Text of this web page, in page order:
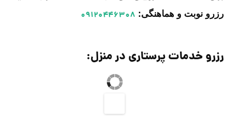
رزرو نوبت و هماهنگی: ۰۹۱۲۰۴۴۶۳۰۸
رزرو خدمات پرستاری در منزل: